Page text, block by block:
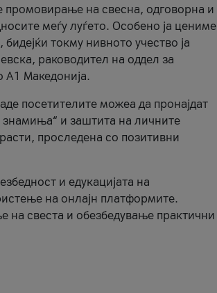
промовирање на свесна, одговорна и
меѓу луѓето. Особено ја цениме
токму нивното учество ја
раководител на оддел за
А1 Македонија.
посетителите можеа да пронајдат
знамиња“ и заштита на личните
проследена со позитивни
и едукацијата на
на онлајн платформите.
на свеста и обезбедување практични